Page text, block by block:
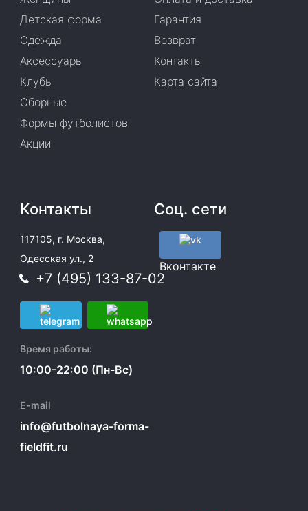
Детская форма
Одежда
Аксессуары
Клубы
Сборные
Формы футболистов
Акции
Гарантия
Возврат
Контакты
Карта сайта
Контакты
117105, г. Москва,
Одесская ул., 2
+7 (495) 133-87-02
Время работы:
10:00-22:00 (Пн-Вс)
E-mail
info@futbolnaya-forma-
fieldfit.ru
Соц. сети
Вконтакте